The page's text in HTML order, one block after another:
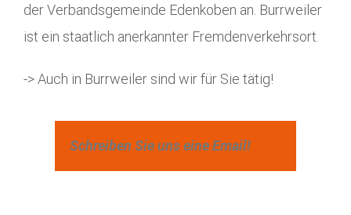
der Verbandsgemeinde Edenkoben an. Burrweiler
ist ein staatlich anerkannter Fremdenverkehrsort.
-> Auch in Burrweiler sind wir für Sie tätig!
Schreiben Sie uns eine Email!